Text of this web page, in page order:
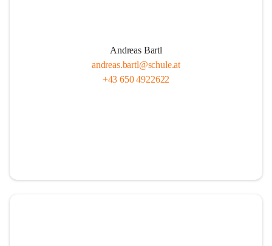
Andreas Bartl
andreas.bartl@schule.at
+43 650 4922622